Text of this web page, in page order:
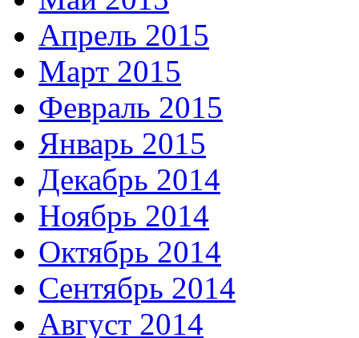
Апрель 2015
Март 2015
Февраль 2015
Январь 2015
Декабрь 2014
Ноябрь 2014
Октябрь 2014
Сентябрь 2014
Август 2014